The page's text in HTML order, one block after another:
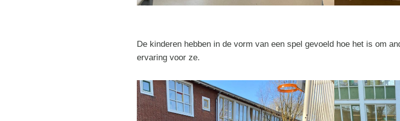
De kinderen hebben in de vorm van een spel gevoeld hoe het is om
ervaring voor ze.